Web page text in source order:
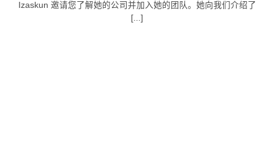
Izaskun 邀请您了解她的公司并加入她的团队。她向我们介绍了
[...]